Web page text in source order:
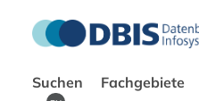
Suchen Fachgebiete